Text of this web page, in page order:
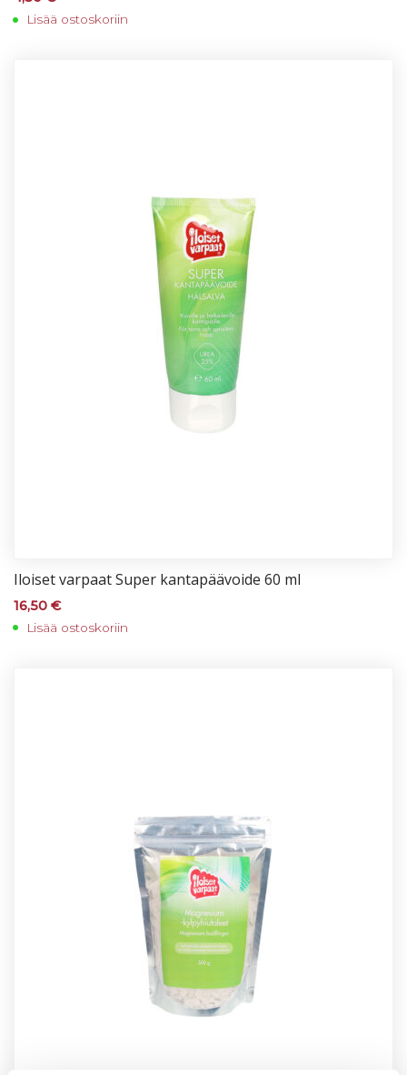
Lisää ostoskoriin
Iloi­set var­paat Su­per kan­ta­pää­voi­de 60 ml
16,50 €
Lisää ostoskoriin